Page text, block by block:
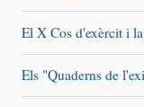
El X Cos d'exèrcit i
Els "Quaderns de